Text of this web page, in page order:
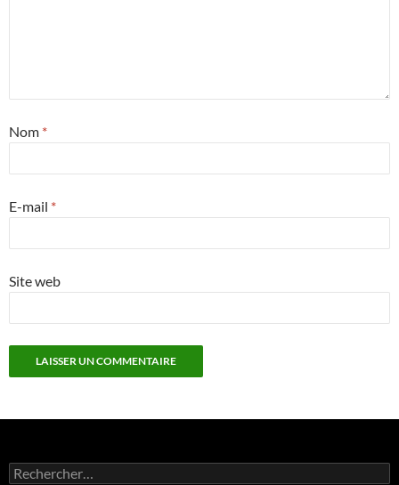
Nom *
E-mail *
Site web
Rechercher :